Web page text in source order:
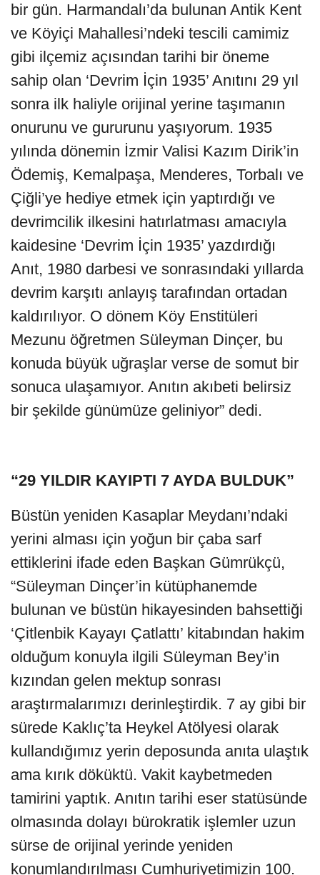
bir gün. Harmandalı’da bulunan Antik Kent
ve Köyiçi Mahallesi’ndeki tescili camimiz
gibi ilçemiz açısından tarihi bir öneme
sahip olan ‘Devrim İçin 1935’ Anıtını 29 yıl
sonra ilk haliyle orijinal yerine taşımanın
onurunu ve gururunu yaşıyorum. 1935
yılında dönemin İzmir Valisi Kazım Dirik’in
Ödemiş, Kemalpaşa, Menderes, Torbalı ve
Çiğli’ye hediye etmek için yaptırdığı ve
devrimcilik ilkesini hatırlatması amacıyla
kaidesine ‘Devrim İçin 1935’ yazdırdığı
Anıt, 1980 darbesi ve sonrasındaki yıllarda
devrim karşıtı anlayış tarafından ortadan
kaldırılıyor. O dönem Köy Enstitüleri
Mezunu öğretmen Süleyman Dinçer, bu
konuda büyük uğraşlar verse de somut bir
sonuca ulaşamıyor. Anıtın akıbeti belirsiz
bir şekilde günümüze geliniyor” dedi.
“29 YILDIR KAYIPTI 7 AYDA BULDUK”
Büstün yeniden Kasaplar Meydanı’ndaki
yerini alması için yoğun bir çaba sarf
ettiklerini ifade eden Başkan Gümrükçü,
“Süleyman Dinçer’in kütüphanemde
bulunan ve büstün hikayesinden bahsettiği
‘Çitlenbik Kayayı Çatlattı’ kitabından hakim
olduğum konuyla ilgili Süleyman Bey’in
kızından gelen mektup sonrası
araştırmalarımızı derinleştirdik. 7 ay gibi bir
sürede Kaklıç’ta Heykel Atölyesi olarak
kullandığımız yerin deposunda anıta ulaştık
ama kırık döküktü. Vakit kaybetmeden
tamirini yaptık. Anıtın tarihi eser statüsünde
olmasında dolayı bürokratik işlemler uzun
sürse de orijinal yerinde yeniden
konumlandırılması Cumhuriyetimizin 100.